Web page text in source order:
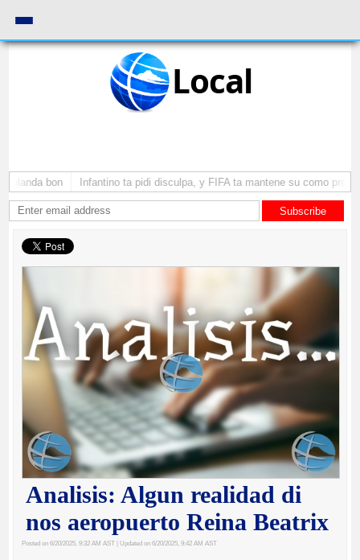
Local
bon Infantino ta pidi disculpa, y FIFA ta mantene su como presidente
Subscribe
Analisis: Algun realidad di
nos aeropuerto Reina Beatrix
Posted on 6/20/2025, 9:32 AM AST | Updated on 6/20/2025, 9:42 AM AST